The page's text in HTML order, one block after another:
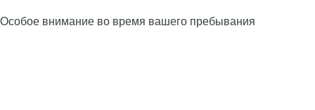
Особое внимание во время вашего пребывания